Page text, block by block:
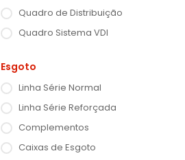
Quadro de Distribuição
Quadro Sistema VDI
Esgoto
Linha Série Normal
Linha Série Reforçada
Complementos
Caixas de Esgoto